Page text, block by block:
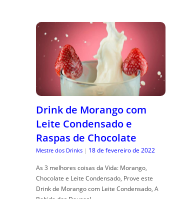
Drink de Morango com
Leite Condensado e
Raspas de Chocolate
Mestre dos Drinks | 18 de fevereiro de 2022
As 3 melhores coisas da Vida: Morango,
Chocolate e Leite Condensado, Prove este
Drink de Morango com Leite Condensado, A